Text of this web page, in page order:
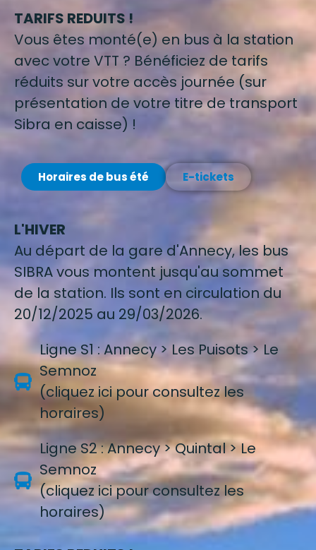
TARIFS REDUITS !
Vous êtes monté(e) en bus à la station
avec votre VTT ? Bénéficiez de tarifs
réduits sur votre accès journée (sur
présentation de votre titre de transport
Sibra en caisse) !
Horaires de bus été E-tickets
L'HIVER
Au départ de la gare d'Annecy, les bus
SIBRA vous montent jusqu'au sommet
de la station. Ils sont en circulation du
20/12/2025 au 29/03/2026.
Ligne S1 : Annecy > Les Puisots > Le
Semnoz
(cliquez ici pour consultez les
horaires)
Ligne S2 : Annecy > Quintal > Le
Semnoz
(cliquez ici pour consultez les
horaires)